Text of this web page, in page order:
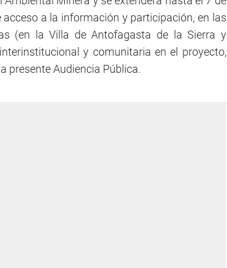
a la información y participación, en las
(en la Villa de Antofagasta de la Sierra y
y comunitaria en el proyecto,
presente Audiencia Pública.